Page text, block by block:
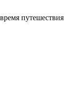
путешествия